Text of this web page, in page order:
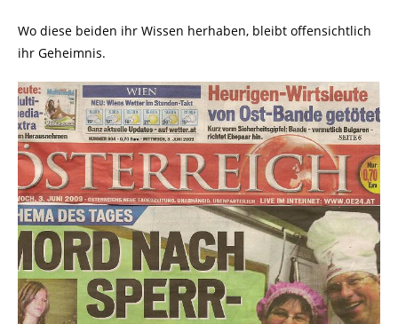
Wo diese beiden ihr Wissen herhaben, bleibt offensichtlich
ihr Geheimnis.